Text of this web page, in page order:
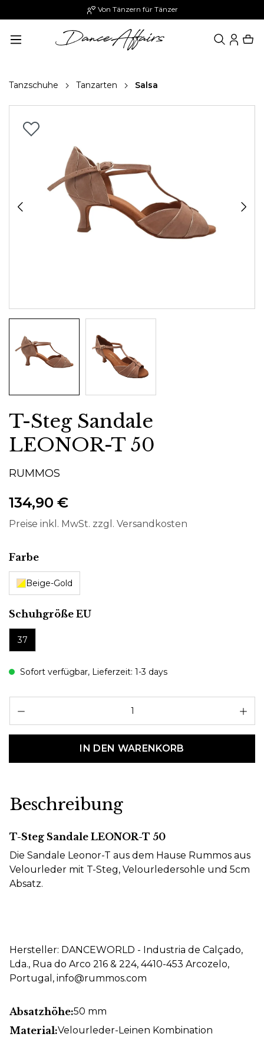
Von Tänzern für Tänzer
Tanzschuhe Tanzarten Salsa
T-Steg Sandale
LEONOR-T 50
RUMMOS
134,90 €
Preise inkl. MwSt. zzgl. Versandkosten
Farbeauswählen
Beige-Gold
Schuhgröße EUauswählen
37
Sofort verfügbar, Lieferzeit: 1-3 days
IN DEN WARENKORB
Beschreibung
T-Steg Sandale LEONOR-T 50
Die Sandale Leonor-T aus dem Hause Rummos aus
Velourleder mit T-Steg, Velourledersohle und 5cm
Absatz.
Hersteller: DANCEWORLD - Industria de Calçado,
Lda., Rua do Arco 216 & 224, 4410-453 Arcozelo,
Portugal, info@rummos.com
Absatzhöhe:50 mm
Material:Velourleder-Leinen Kombination